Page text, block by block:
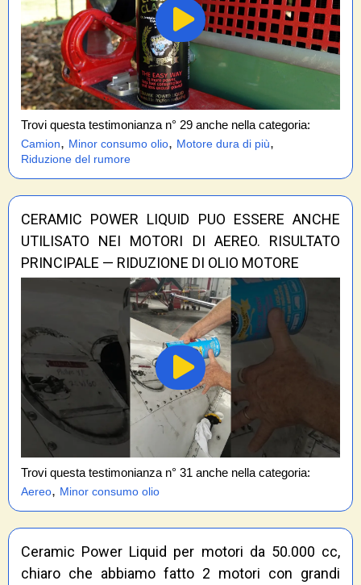
Trovi questa testimonianza n° 29 anche nella categoria:
Camion, Minor consumo olio, Motore dura di più,
Riduzione del rumore
CERAMIC POWER LIQUID PUO ESSERE ANCHE
UTILISATO NEI MOTORI DI AEREO. RISULTATO
PRINCIPALE — RIDUZIONE DI OLIO MOTORE
Trovi questa testimonianza n° 31 anche nella categoria:
Aereo, Minor consumo olio
Ceramic Power Liquid per motori da 50.000 cc,
chiaro che abbiamo fatto 2 motori con grandi